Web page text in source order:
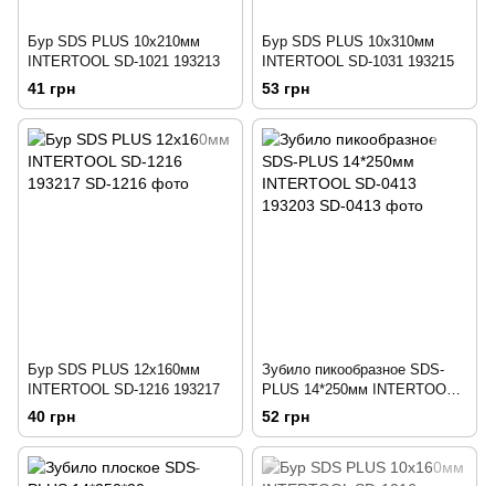
Бур SDS PLUS 10x210мм
INTERTOOL SD-1021 193213
41 грн
Бур SDS PLUS 10x310мм
INTERTOOL SD-1031 193215
53 грн
Бур SDS PLUS 12x160мм
INTERTOOL SD-1216 193217
40 грн
Зубило пикообразное SDS-
PLUS 14*250мм INTERTOOL
SD-0413 193203
52 грн